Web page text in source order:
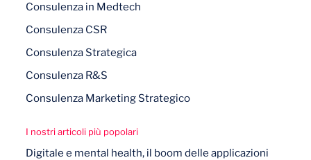
Consulenza in Medtech
Consulenza CSR
Consulenza Strategica
Consulenza R&S
Consulenza Marketing Strategico
I nostri articoli più popolari
Digitale e mental health, il boom delle applicazioni